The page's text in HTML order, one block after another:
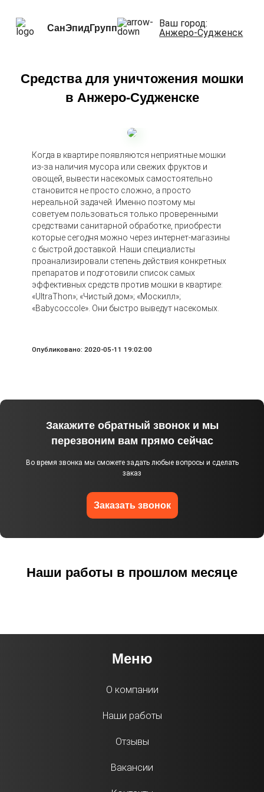
Ваш город:
Анжеро-Судженск
СанЭпидГрупп
Средства для уничтожения мошки
в Анжеро-Судженске
Когда в квартире появляются неприятные мошки
из-за наличия мусора или свежих фруктов и
овощей, вывести насекомых самостоятельно
становится не просто сложно, а просто
нереальной задачей. Именно поэтому мы
советуем пользоваться только проверенными
средствами санитарной обработке, приобрести
которые сегодня можно через интернет-магазины
с быстрой доставкой. Наши специалисты
проанализировали степень действия конкретных
препаратов и подготовили список самых
эффективных средств против мошки в квартире:
«UltraThon»; «Чистый дом»; «Москилл»;
«Babycoccole». Они быстро выведут насекомых.
Опубликовано: 2020-05-11 19:02:00
Закажите обратный звонок и мы
перезвоним вам прямо сейчас
Во время звонка мы сможете задать любые вопросы и сделать
заказ
Заказать звонок
Наши работы в прошлом месяце
Меню
О компании
Наши работы
Отзывы
Вакансии